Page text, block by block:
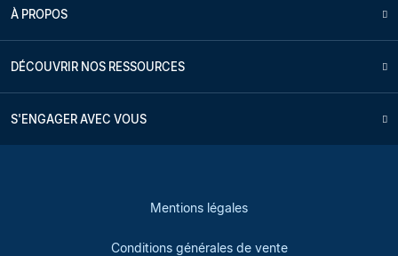
À PROPOS
DÉCOUVRIR NOS RESSOURCES
S'ENGAGER AVEC VOUS
Mentions légales
Conditions générales de vente